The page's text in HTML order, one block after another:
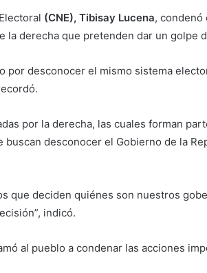
(CNE), Tibisay Lucena, condenó
la derecha que pretenden dar un golpe
por desconocer el mismo sistema
por la derecha, las cuales forman
buscan desconocer el Gobierno de la
que deciden quiénes son nuestros
indicó.
al pueblo a condenar las acciones